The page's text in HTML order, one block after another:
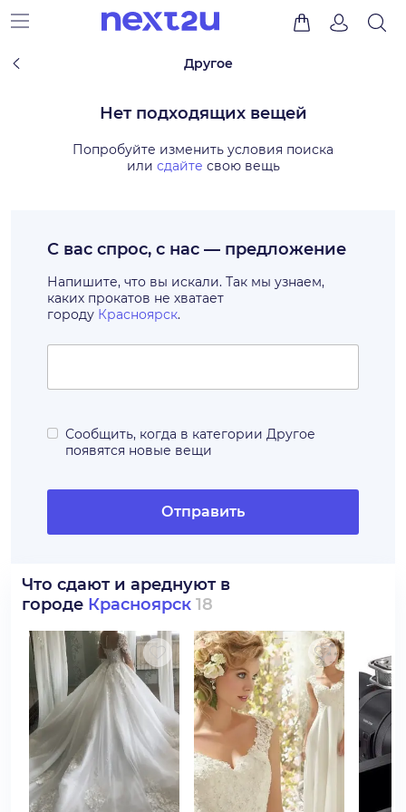
Другое
Нет подходящих вещей
Попробуйте изменить условия поиска
или сдайте свою вещь
С вас спрос, с нас — предложение
Напишите, что вы искали. Так мы узнаем,
каких прокатов не хватает
городу Красноярск.
Сообщить, когда в категории Другое
появятся новые вещи
Отправить
Что сдают и ареднуют в
городе Красноярск 18